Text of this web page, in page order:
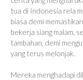
tua di Indonesia rela
biasa demi
bekerja siang malam,
tambahan, demi
yang terus melonjak.
Mereka menghadapi